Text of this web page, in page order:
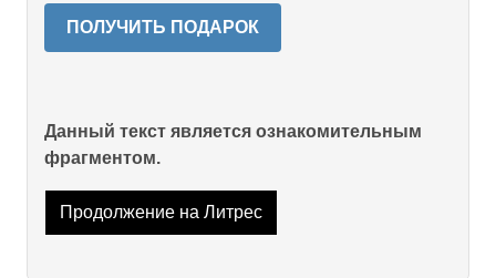
ПОЛУЧИТЬ ПОДАРОК
Данный текст является ознакомительным
фрагментом.
Продолжение на Литрес